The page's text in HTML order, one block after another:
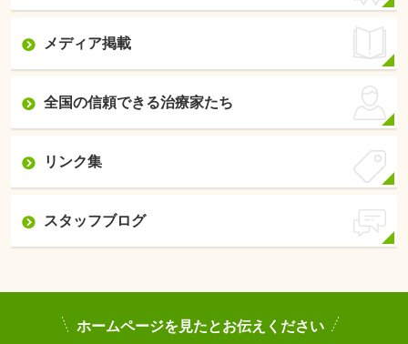
メディア掲載
全国の信頼できる治療家たち
リンク集
スタッフブログ
ホームページを見たとお伝えください